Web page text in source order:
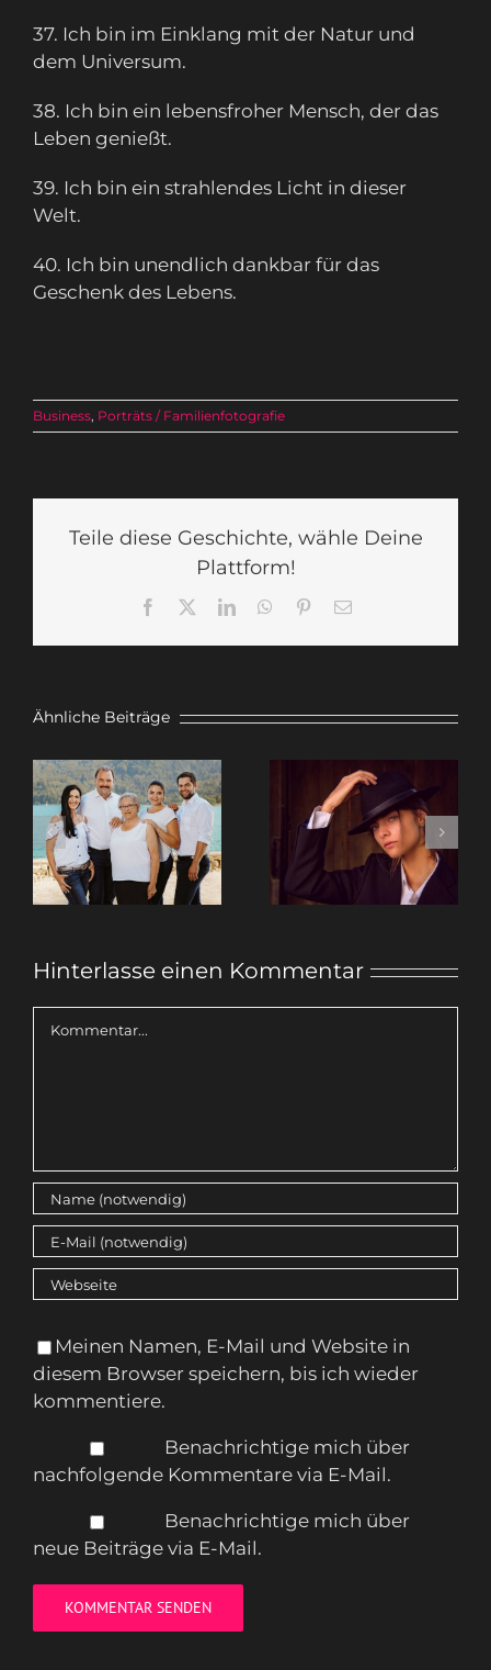
37. Ich bin im Einklang mit der Natur und
dem Universum.
38. Ich bin ein lebensfroher Mensch, der das
Leben genießt.
39. Ich bin ein strahlendes Licht in dieser
Welt.
40. Ich bin unendlich dankbar für das
Geschenk des Lebens.
Business, Porträts / Familienfotografie
Teile diese Geschichte, wähle Deine
Plattform!
Facebook LinkedInWhatsApp
Pinterest
E-
Ähnliche Beiträge
Familien-
Fotoshooting
– hinter den
Kulissen
Valeria –
warum ich
Porträts
fotografiere
Hinterlasse einen Kommentar
Meinen Namen, E-Mail und Website in
diesem Browser speichern, bis ich wieder
kommentiere.
Benachrichtige mich über
nachfolgende Kommentare via E-Mail.
Benachrichtige mich über
neue Beiträge via E-Mail.